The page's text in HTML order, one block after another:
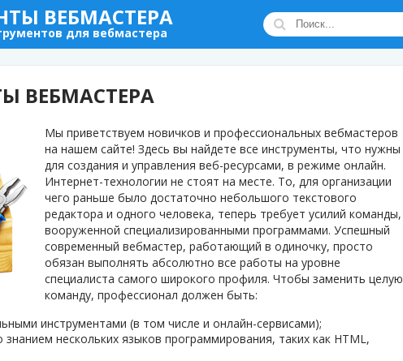
ВЕБМАСТЕРА
для вебмастера
ВЕБМАСТЕРА
Мы приветствуем новичков и профессиональных вебмастеров
на нашем сайте! Здесь вы найдете все инструменты, что нужны
для создания и управления веб-ресурсами, в режиме онлайн.
Интернет-технологии не стоят на месте. То, для организации
чего раньше было достаточно небольшого текстового
редактора и одного человека, теперь требует усилий команды,
вооруженной специализированными программами. Успешный
современный вебмастер, работающий в одиночку, просто
обязан выполнять абсолютно все работы на уровне
специалиста самого широкого профиля. Чтобы заменить целую
команду, профессионал должен быть:
инструментами (в том числе и онлайн-сервисами);
нескольких языков программирования, таких как HTML,